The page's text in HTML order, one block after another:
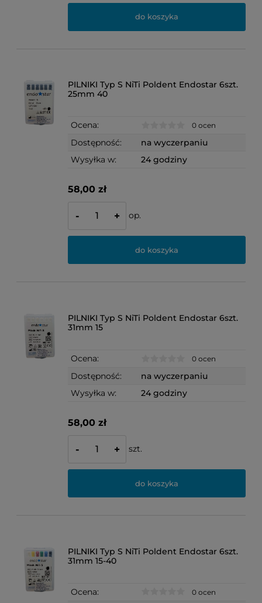
do koszyka
PILNIKI Typ S NiTi Poldent Endostar 6szt.
25mm 40
Ocena: 0 ocen
Dostępność:
na wyczerpaniu
Wysyłka w:
24 godziny
58,00 zł
- + op.
do koszyka
PILNIKI Typ S NiTi Poldent Endostar 6szt.
31mm 15
Ocena: 0 ocen
Dostępność:
na wyczerpaniu
Wysyłka w:
24 godziny
58,00 zł
- + szt.
do koszyka
PILNIKI Typ S NiTi Poldent Endostar 6szt.
31mm 15-40
Ocena: 0 ocen